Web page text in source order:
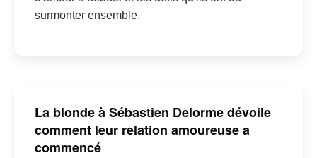
surmonter ensemble.
La blonde à Sébastien Delorme dévoile
comment leur relation amoureuse a
commencé